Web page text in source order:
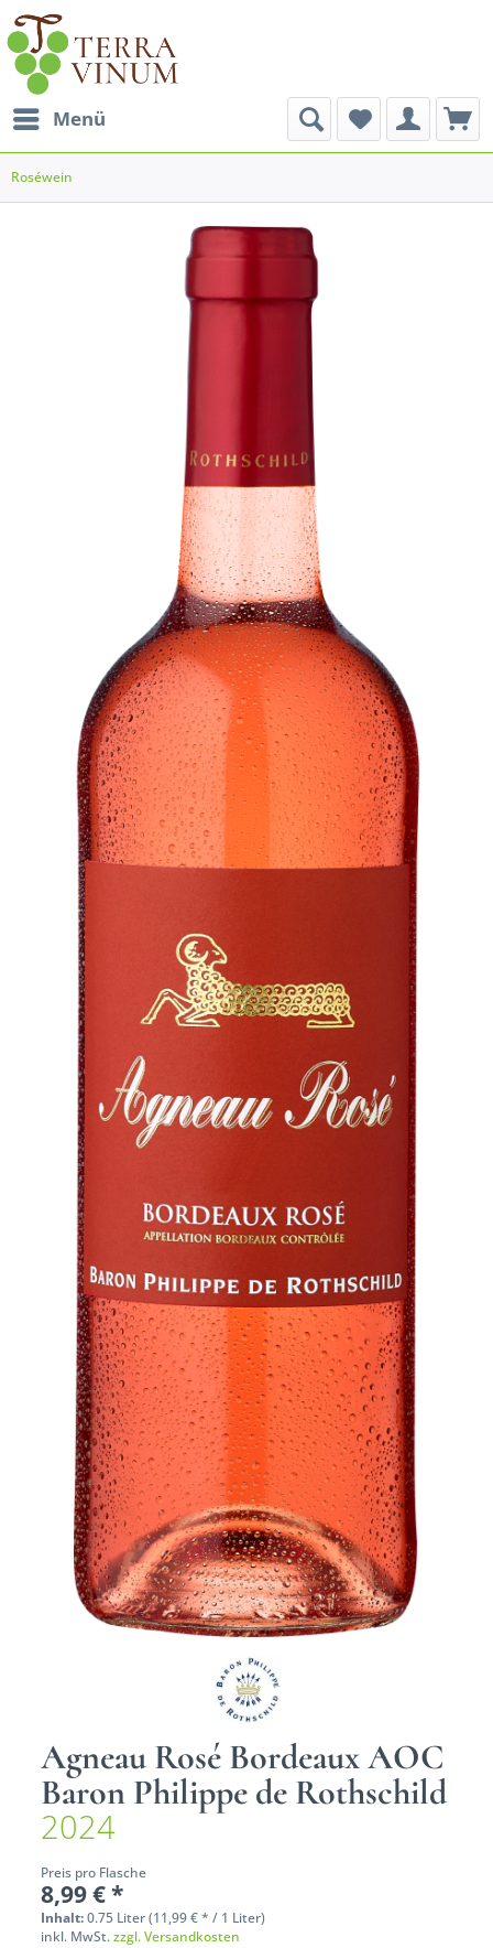
Menü
Roséwein
Agneau Rosé Bordeaux AOC
Baron Philippe de Rothschild
2024
Preis pro Flasche
8,99 € *
Inhalt:0.75 Liter (11,99 € * / 1 Liter)
inkl. MwSt.zzgl. Versandkosten